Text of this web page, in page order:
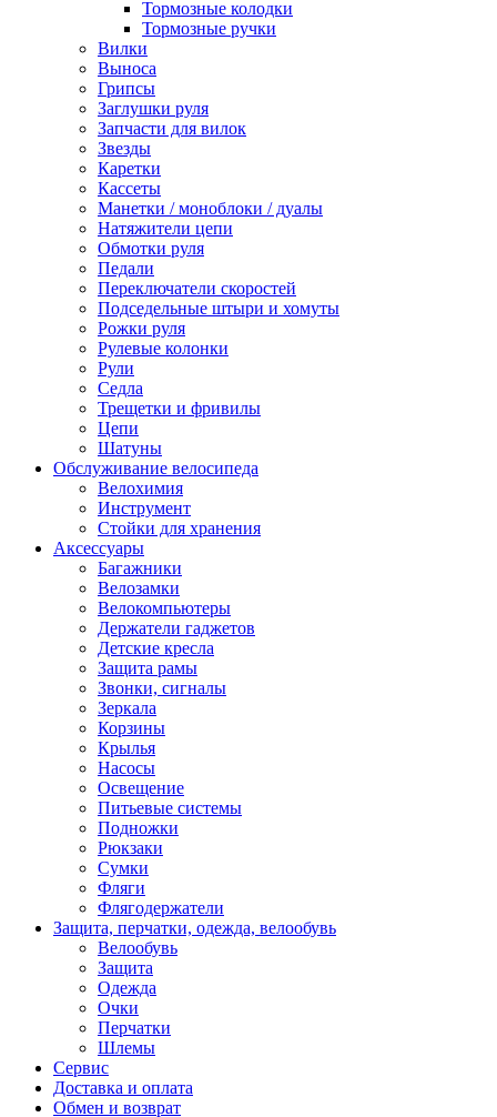
Тормозные колодки
Тормозные ручки
Вилки
Выноса
Грипсы
Заглушки руля
Запчасти для вилок
Звезды
Каретки
Кассеты
Манетки / моноблоки / дуалы
Натяжители цепи
Обмотки руля
Педали
Переключатели скоростей
Подседельные штыри и хомуты
Рожки руля
Рулевые колонки
Рули
Седла
Трещетки и фривилы
Цепи
Шатуны
Обслуживание велосипеда
Велохимия
Инструмент
Стойки для хранения
Аксессуары
Багажники
Велозамки
Велокомпьютеры
Держатели гаджетов
Детские кресла
Защита рамы
Звонки, сигналы
Зеркала
Корзины
Крылья
Насосы
Освещение
Питьевые системы
Подножки
Рюкзаки
Сумки
Фляги
Флягодержатели
Защита, перчатки, одежда, велообувь
Велообувь
Защита
Одежда
Очки
Перчатки
Шлемы
Сервис
Доставка и оплата
Обмен и возврат